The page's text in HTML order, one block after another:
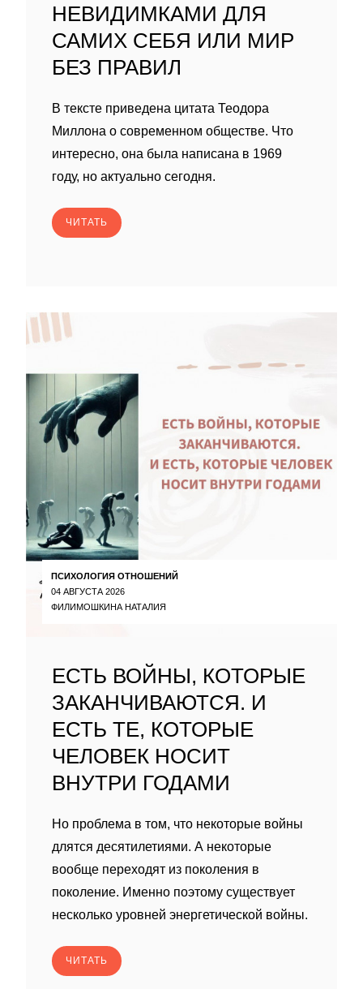
НЕВИДИМКАМИ ДЛЯ
САМИХ СЕБЯ ИЛИ МИР
БЕЗ ПРАВИЛ
В тексте приведена цитата Теодора
Миллона о современном обществе. Что
интересно, она была написана в 1969
году, но актуально сегодня.
ЧИТАТЬ
ПСИХОЛОГИЯ ОТНОШЕНИЙ
04 АВГУСТА 2026
ФИЛИМОШКИНА НАТАЛИЯ
ЕСТЬ ВОЙНЫ, КОТОРЫЕ
ЗАКАНЧИВАЮТСЯ. И
ЕСТЬ ТЕ, КОТОРЫЕ
ЧЕЛОВЕК НОСИТ
ВНУТРИ ГОДАМИ
Но проблема в том, что некоторые войны
длятся десятилетиями. А некоторые
вообще переходят из поколения в
поколение. Именно поэтому существует
несколько уровней энергетической войны.
ЧИТАТЬ